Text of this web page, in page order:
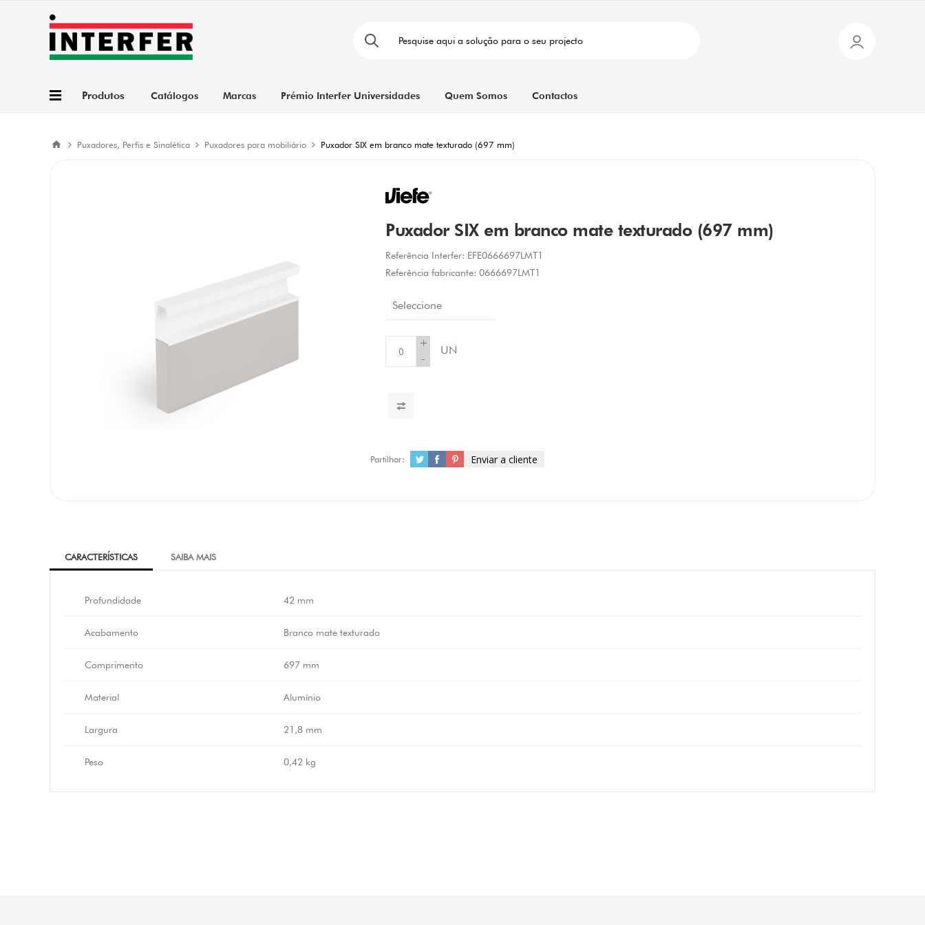
Produtos Catálogos Marcas Prémio Interfer Universidades Quem Somos Contactos
Puxadores, Perfis e Sinalética Puxadores para mobiliário Puxador SIX em branco mate texturado (697 mm)
Puxador SIX em branco mate texturado (697 mm)
Referência Interfer: EFE0666697LMT1
Referência fabricante: 0666697LMT1
Seleccione
+
-
UN
Partilhar: Enviar a cliente
CARACTERÍSTICAS SAIBA MAIS
Profundidade 42 mm
Acabamento Branco mate texturado
Comprimento 697 mm
Material Alumínio
Largura 21,8 mm
Peso 0,42 kg